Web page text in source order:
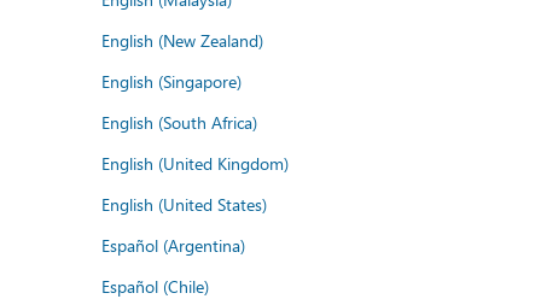
English (New Zealand)
English (Singapore)
English (South Africa)
English (United Kingdom)
English (United States)
Español (Argentina)
Español (Chile)